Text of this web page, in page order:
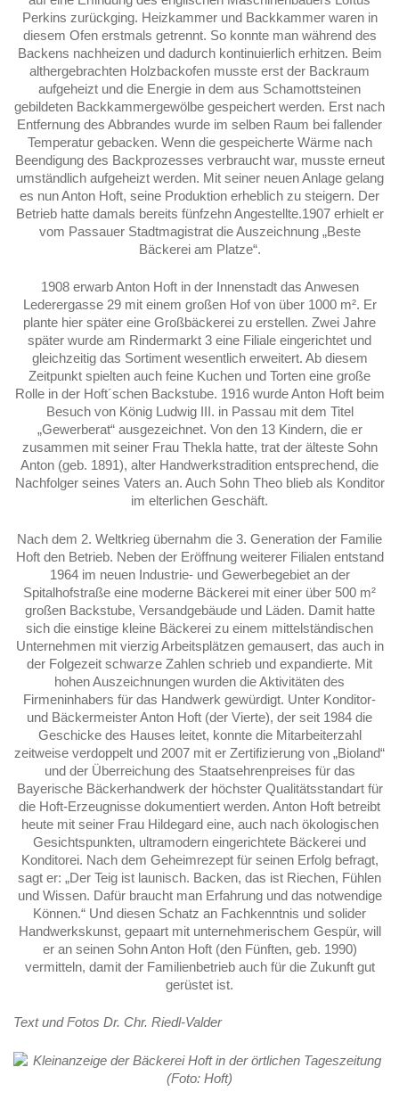
Perkins zurückging. Heizkammer und Backkammer waren in
diesem Ofen erstmals getrennt. So konnte man während des
Backens nachheizen und dadurch kontinuierlich erhitzen. Beim
althergebrachten Holzbackofen musste erst der Backraum
aufgeheizt und die Energie in dem aus Schamottsteinen
gebildeten Backkammergewölbe gespeichert werden. Erst nach
Entfernung des Abbrandes wurde im selben Raum bei fallender
Temperatur gebacken. Wenn die gespeicherte Wärme nach
Beendigung des Backprozesses verbraucht war, musste erneut
umständlich aufgeheizt werden. Mit seiner neuen Anlage gelang
es nun Anton Hoft, seine Produktion erheblich zu steigern. Der
Betrieb hatte damals bereits fünfzehn Angestellte.1907 erhielt er
vom Passauer Stadtmagistrat die Auszeichnung „Beste
Bäckerei am Platze“.
1908 erwarb Anton Hoft in der Innenstadt das Anwesen
Lederergasse 29 mit einem großen Hof von über 1000 m². Er
plante hier später eine Großbäckerei zu erstellen. Zwei Jahre
später wurde am Rindermarkt 3 eine Filiale eingerichtet und
gleichzeitig das Sortiment wesentlich erweitert. Ab diesem
Zeitpunkt spielten auch feine Kuchen und Torten eine große
Rolle in der Hoft´schen Backstube. 1916 wurde Anton Hoft beim
Besuch von König Ludwig III. in Passau mit dem Titel
„Gewerberat“ ausgezeichnet. Von den 13 Kindern, die er
zusammen mit seiner Frau Thekla hatte, trat der älteste Sohn
Anton (geb. 1891), alter Handwerkstradition entsprechend, die
Nachfolger seines Vaters an. Auch Sohn Theo blieb als Konditor
im elterlichen Geschäft.
Nach dem 2. Weltkrieg übernahm die 3. Generation der Familie
Hoft den Betrieb. Neben der Eröffnung weiterer Filialen entstand
1964 im neuen Industrie- und Gewerbegebiet an der
Spitalhofstraße eine moderne Bäckerei mit einer über 500 m²
großen Backstube, Versandgebäude und Läden. Damit hatte
sich die einstige kleine Bäckerei zu einem mittelständischen
Unternehmen mit vierzig Arbeitsplätzen gemausert, das auch in
der Folgezeit schwarze Zahlen schrieb und expandierte. Mit
hohen Auszeichnungen wurden die Aktivitäten des
Firmeninhabers für das Handwerk gewürdigt. Unter Konditor-
und Bäckermeister Anton Hoft (der Vierte), der seit 1984 die
Geschicke des Hauses leitet, konnte die Mitarbeiterzahl
zeitweise verdoppelt und 2007 mit er Zertifizierung von „Bioland“
und der Überreichung des Staatsehrenpreises für das
Bayerische Bäckerhandwerk der höchster Qualitätsstandart für
die Hoft-Erzeugnisse dokumentiert werden. Anton Hoft betreibt
heute mit seiner Frau Hildegard eine, auch nach ökologischen
Gesichtspunkten, ultramodern eingerichtete Bäckerei und
Konditorei. Nach dem Geheimrezept für seinen Erfolg befragt,
sagt er: „Der Teig ist launisch. Backen, das ist Riechen, Fühlen
und Wissen. Dafür braucht man Erfahrung und das notwendige
Können.“ Und diesen Schatz an Fachkenntnis und solider
Handwerkskunst, gepaart mit unternehmerischem Gespür, will
er an seinen Sohn Anton Hoft (den Fünften, geb. 1990)
vermitteln, damit der Familienbetrieb auch für die Zukunft gut
gerüstet ist.
Text und Fotos Dr. Chr. Riedl-Valder